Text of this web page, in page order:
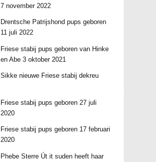
7 november 2022
Drentsche Patrijshond pups geboren
11 juli 2022
Friese stabij pups geboren van Hinke
en Abe 3 oktober 2021
Sikke nieuwe Friese stabij dekreu
Friese stabij pups geboren 27 juli
2020
Friese stabij pups geboren 17 februari
2020
Phebe Sterre Út it suden heeft haar